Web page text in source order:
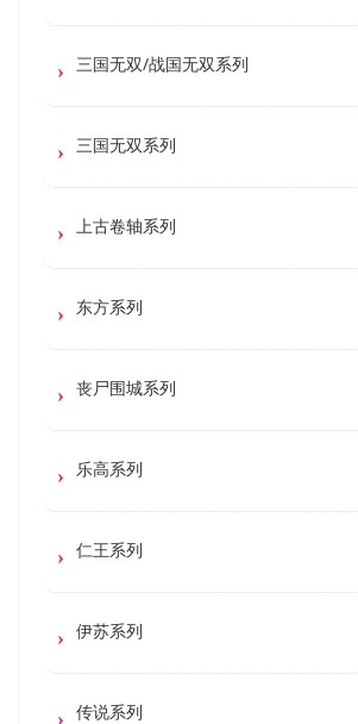
三国无双/战国无双系列
三国无双系列
上古卷轴系列
东方系列
丧尸围城系列
乐高系列
仁王系列
伊苏系列
传说系列